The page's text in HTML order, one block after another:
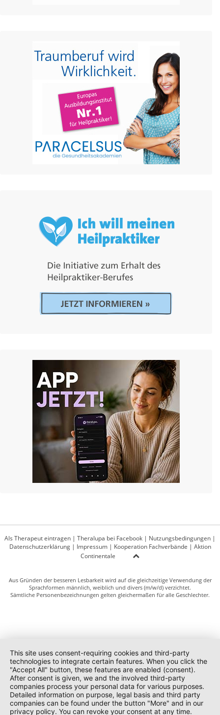
Als Therapeut eintragen | Theralupa bei Facebook | Nutzungsbedingungen |
Datenschutzerklärung| Impressum| Kooperation Fachverbände | Aktion
Continentale
Aus Gründen der besseren Lesbarkeit wird auf die gleichzeitige Verwendung der
Sprachformen männlich, weiblich und divers (m/w/d) verzichtet.
Sämtliche Personenbezeichnungen gelten gleichermaßen für alle Geschlechter.
This site uses consent-requiring cookies and third-party
technologies to integrate certain features. When you click the
"Accept All" button, these features are enabled (consent).
After consent is given, we and the involved third-party
companies process your personal data for various purposes.
Detailed information on purpose, legal basis and third party
companies can be found under the button "More" and in our
privacy policy. You can revoke your consent at any time.